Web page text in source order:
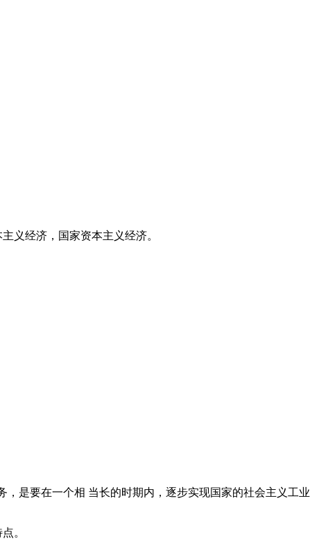
义经济，国家资本主义经济。
是要在一个相 当长的时期内，逐步实现国家的社会主义工业
。